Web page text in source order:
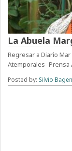
La Abuela
Regresar a Diario
Atemporales- Prensa
Posted by: Silvio